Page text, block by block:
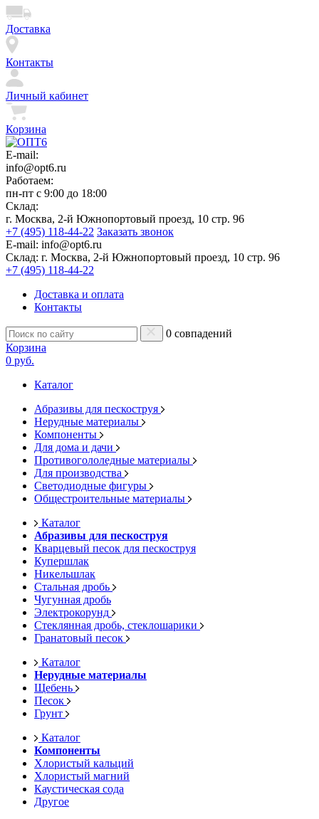
Доставка
Контакты
Личный кабинет
Корзина
E-mail:
info@opt6.ru
Работаем:
пн-пт с 9:00 до 18:00
Склад:
г. Москва, 2-й Южнопортовый проезд, 10 стр. 96
+7 (495) 118-44-22 Заказать звонок
E-mail: info@opt6.ru
Склад: г. Москва, 2-й Южнопортовый проезд, 10 стр. 96
+7 (495) 118-44-22
Доставка и оплата
Контакты
0 совпадений
Корзина
0 руб.
Каталог
Абразивы для пескоструя
Нерудные материалы
Компоненты
Для дома и дачи
Противогололедные материалы
Для производства
Светодиодные фигуры
Общестроительные материалы
Каталог
Абразивы для пескоструя
Кварцевый песок для пескоструя
Купершлак
Никельшлак
Стальная дробь
Чугунная дробь
Электрокорунд
Стеклянная дробь, стеклошарики
Гранатовый песок
Каталог
Нерудные материалы
Щебень
Песок
Грунт
Каталог
Компоненты
Хлористый кальций
Хлористый магний
Каустическая сода
Другое